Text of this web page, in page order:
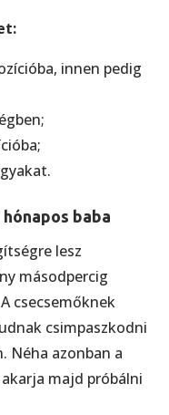
innen pedig
baba
lesz
másodpercig
csecsemőknek
csimpaszkodni
Néha azonban a
majd próbálni